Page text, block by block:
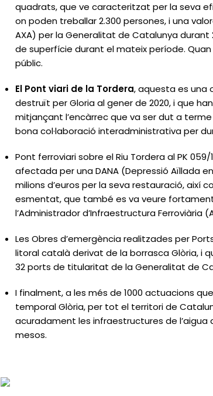
quadrats, que ve caracteritzat per la seva
on poden treballar 2.300 persones, i una
AXA) per la Generalitat de Catalunya durant
de superfície durant el mateix període.
públic.
El Pont viari de la Tordera, aquesta es una
destruït per Gloria al gener de 2020, i que
mitjançant l’encàrrec que va ser dut a
bona col·laboració interadministrativa per
Pont ferroviari sobre el Riu Tordera al PK
afectada per una DANA (Depressió Aïllada
milions d’euros per la seva restauració, així
esmentat, que també es va veure
l’Administrador d’Infraestructura Ferroviària
Les Obres d’emergència realitzades per
litoral català derivat de la borrasca Glòria, i
32 ports de titularitat de la Generalitat de
I finalment, a les més de 1000 actuacions
temporal Glòria, per tot el territori de
acuradament les infraestructures de l’aigua
mesos.